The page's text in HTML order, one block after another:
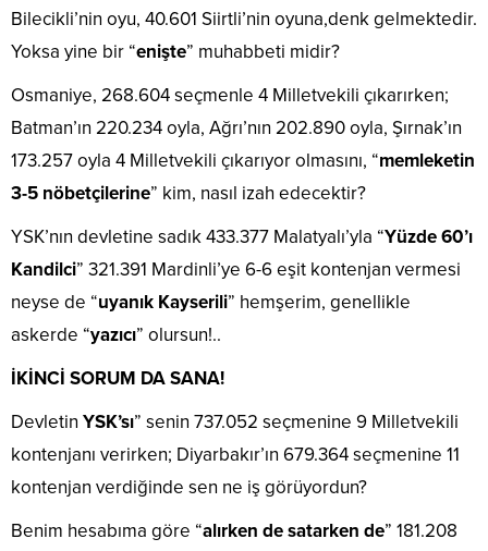
Bilecikli’nin oyu, 40.601 Siirtli’nin oyuna,denk gelmektedir.
Yoksa yine bir “enişte” muhabbeti midir?
Osmaniye, 268.604 seçmenle 4 Milletvekili çıkarırken;
Batman’ın 220.234 oyla, Ağrı’nın 202.890 oyla, Şırnak’ın
173.257 oyla 4 Milletvekili çıkarıyor olmasını, “memleketin
3-5 nöbetçilerine” kim, nasıl izah edecektir?
YSK’nın devletine sadık 433.377 Malatyalı’yla “Yüzde 60’ı
Kandilci” 321.391 Mardinli’ye 6-6 eşit kontenjan vermesi
neyse de “uyanık Kayserili” hemşerim, genellikle
askerde “yazıcı” olursun!..
İKİNCİ SORUM DA SANA!
Devletin YSK’sı” senin 737.052 seçmenine 9 Milletvekili
kontenjanı verirken; Diyarbakır’ın 679.364 seçmenine 11
kontenjan verdiğinde sen ne iş görüyordun?
Benim hesabıma göre “alırken de satarken de” 181.208